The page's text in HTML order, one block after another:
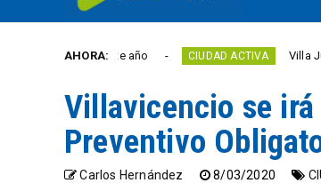
AHORA:
este año CIUDAD ACTIVA Villa Julia estrena
Villavicencio se
Preventivo
Carlos Hernández 8/03/2020